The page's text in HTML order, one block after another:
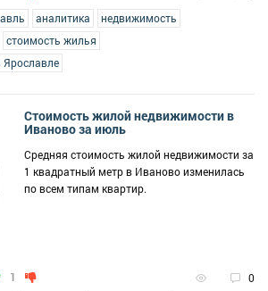
аналитика
недвижимость
стоимость жилья
Ярославле
Стоимость жилой недвижимости в
Иваново за июль
Средняя стоимость жилой недвижимости за
1 квадратный метр в Иваново изменилась
по всем типам квартир.
1 0